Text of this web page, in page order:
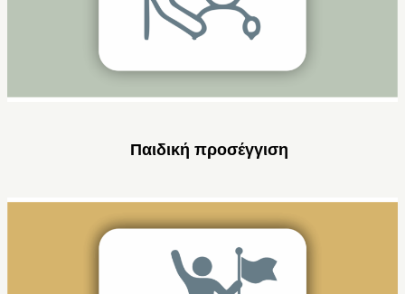
Παιδική προσέγγιση